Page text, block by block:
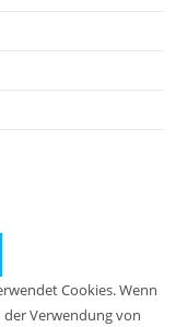
Cookies. Wenn
Verwendung von